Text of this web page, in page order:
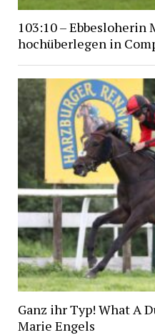
103:10 – Ebbesloherin
hochüberlegen in
Ganz ihr Typ! What A
Marie Engels